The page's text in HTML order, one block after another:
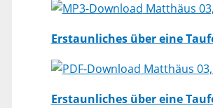
Matthäus
Erstaunliches über eine
Matthäus
Erstaunliches über eine